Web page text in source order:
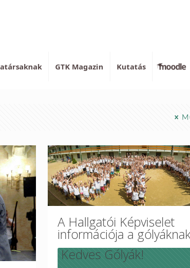
GTK Magazin Kutatás Moodle
A Hallgatói Képviselet
információja a
Kedves Gólyák!